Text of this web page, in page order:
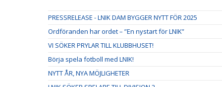
PRESSRELEASE - LNIK DAM BYGGER NYTT FÖR 2025
Ordföranden har ordet – ”En nystart för LNIK”
VI SÖKER PRYLAR TILL KLUBBHUSET!
Börja spela fotboll med LNIK!
NYTT ÅR, NYA MÖJLIGHETER